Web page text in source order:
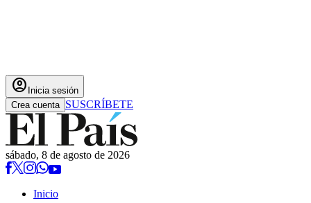
account_circle Inicia sesión
Crea cuenta SUSCRÍBETE
sábado, 8 de agosto de 2026
Inicio